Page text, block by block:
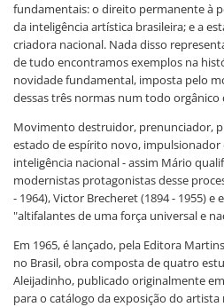
fundamentais: o direito permanente à
da inteligência artística brasileira; e a
criadora nacional. Nada disso
de tudo encontramos exemplos na
novidade fundamental, imposta pelo
dessas três normas num todo orgânico
Movimento destruidor, prenunciador,
estado de espírito novo, impulsionador
inteligência nacional - assim Mário
modernistas protagonistas desse
- 1964), Victor Brecheret (1894 - 1955)
"altifalantes de uma força universal e
Em 1965, é lançado, pela Editora
no Brasil, obra composta de quatro
Aleijadinho, publicado originalmente
para o catálogo da exposição do artista